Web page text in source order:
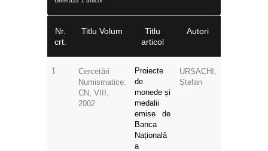
Nr.
crt.
Titlu Volum
Titlu
articol
Autori
1
Cercetări
Numismatice:
CN, VIII,
2002
Proiecte
de
monede și
medalii
emise de
Banca
Națională
a
URSACHI,
Ștefan